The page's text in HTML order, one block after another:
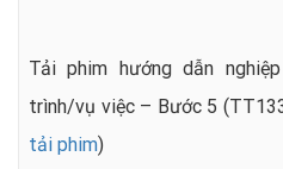
Tải phim hướng dẫn
trình/vụ việc – Bước 5
tải phim)